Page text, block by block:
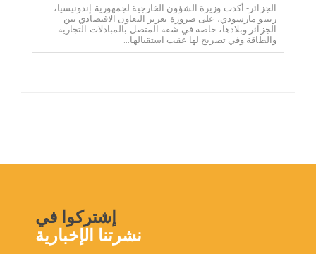
الجزائر- أكدت وزيرة الشؤون الخارجية لجمهورية إندونيسيا،
ريتنو مارسودي، على ضرورة تعزيز التعاون الاقتصادي بين
الجزائر وبلادها، خاصة في شقه المتصل بالمبادلات التجارية
والطاقة.وفي تصريح لها عقب استقبالها...
إشتركوا في
نشرتنا الإخبارية